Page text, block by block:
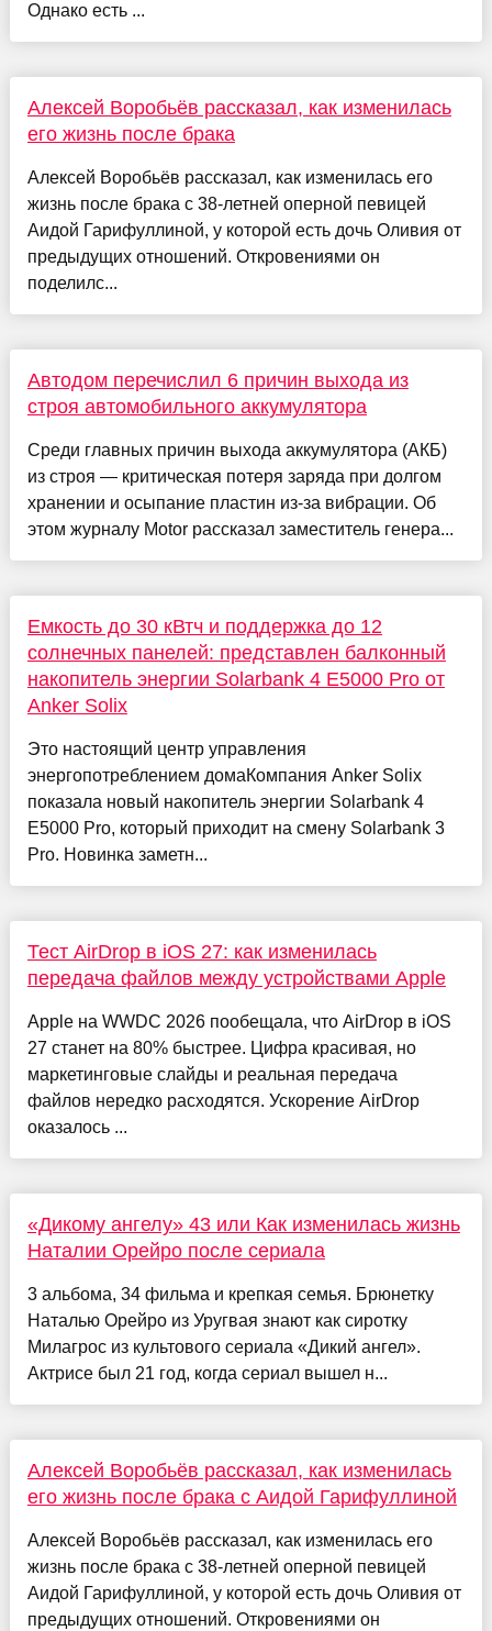
Однако есть ...
Алексей Воробьёв рассказал, как изменилась
его жизнь после брака
Алексей Воробьёв рассказал, как изменилась его
жизнь после брака с 38-летней оперной певицей
Аидой Гарифуллиной, у которой есть дочь Оливия от
предыдущих отношений. Откровениями он
поделилс...
Автодом перечислил 6 причин выхода из
строя автомобильного аккумулятора
Среди главных причин выхода аккумулятора (АКБ)
из строя — критическая потеря заряда при долгом
хранении и осыпание пластин из-за вибрации. Об
этом журналу Motor рассказал заместитель генера...
Емкость до 30 кВтч и поддержка до 12
солнечных панелей: представлен балконный
накопитель энергии Solarbank 4 E5000 Pro от
Anker Solix
Это настоящий центр управления
энергопотреблением домаКомпания Anker Solix
показала новый накопитель энергии Solarbank 4
E5000 Pro, который приходит на смену Solarbank 3
Pro. Новинка заметн...
Тест AirDrop в iOS 27: как изменилась
передача файлов между устройствами Apple
Apple на WWDC 2026 пообещала, что AirDrop в iOS
27 станет на 80% быстрее. Цифра красивая, но
маркетинговые слайды и реальная передача
файлов нередко расходятся. Ускорение AirDrop
оказалось ...
«Дикому ангелу» 43 или Как изменилась жизнь
Наталии Орейро после сериала
3 альбома, 34 фильма и крепкая семья. Брюнетку
Наталью Орейро из Уругвая знают как сиротку
Милагрос из культового сериала «Дикий ангел».
Актрисе был 21 год, когда сериал вышел н...
Алексей Воробьёв рассказал, как изменилась
его жизнь после брака с Аидой Гарифуллиной
Алексей Воробьёв рассказал, как изменилась его
жизнь после брака с 38-летней оперной певицей
Аидой Гарифуллиной, у которой есть дочь Оливия от
предыдущих отношений. Откровениями он